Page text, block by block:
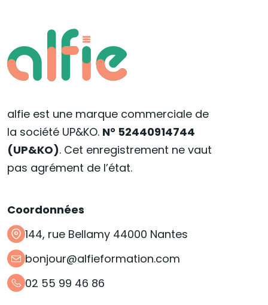
alfie est une marque commerciale de
la société UP&KO. N° 52440914744
(UP&KO). Cet enregistrement ne vaut
pas agrément de l’état.
Coordonnées
144, rue Bellamy 44000 Nantes
bonjour@alfieformation.com
02 55 99 46 86